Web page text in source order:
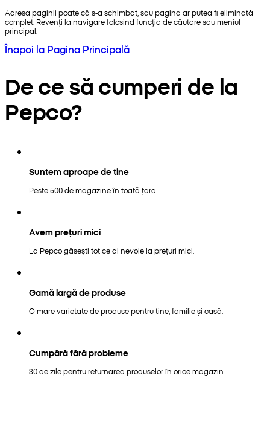
Adresa paginii poate că s-a schimbat, sau pagina ar putea fi eliminată
complet. Revenți la navigare folosind funcția de căutare sau meniul
principal.
Înapoi la Pagina Principală
De ce să cumperi de la
Pepco?
Suntem aproape de tine
Peste 500 de magazine în toată țara.
Avem prețuri mici
La Pepco găsești tot ce ai nevoie la prețuri mici.
Gamă largă de produse
O mare varietate de produse pentru tine, familie și casă.
Cumpără fără probleme
30 de zile pentru returnarea produselor în orice magazin.